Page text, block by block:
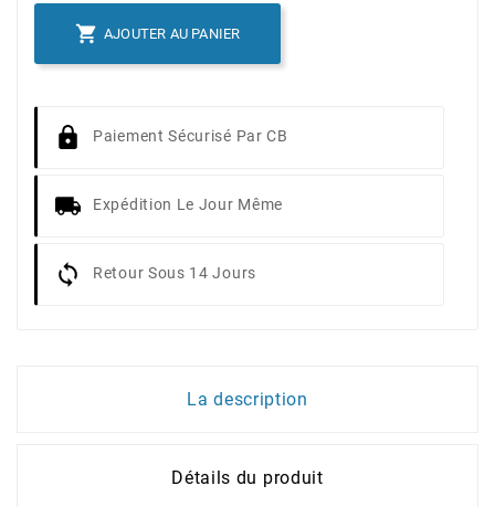
 AJOUTER AU PANIER
Paiement Sécurisé Par CB
Expédition Le Jour Même
Retour Sous 14 Jours
La description
Détails du produit